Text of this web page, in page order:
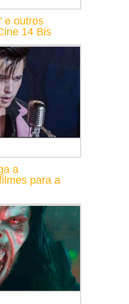
e outros
14 Bis
a
para a